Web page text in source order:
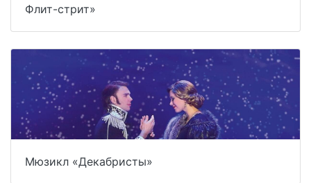
Флит-стрит»
Мюзикл «Декабристы»